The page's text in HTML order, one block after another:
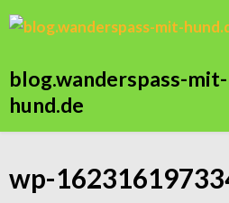
blog.wanderspass-mit-
hund.de
wp-